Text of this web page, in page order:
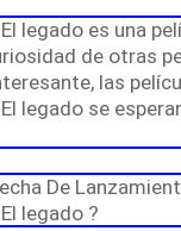
legado es una
de otras
las
legado se
De
legado ?